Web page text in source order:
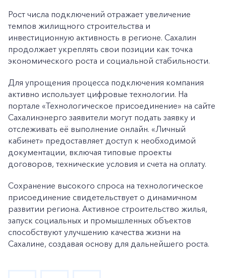
Рост числа подключений отражает увеличение
темпов жилищного строительства и
инвестиционную активность в регионе. Сахалин
продолжает укреплять свои позиции как точка
экономического роста и социальной стабильности.
Для упрощения процесса подключения компания
активно использует цифровые технологии. На
портале «Технологическое присоединение» на сайте
Сахалинэнерго заявители могут подать заявку и
отслеживать её выполнение онлайн. «Личный
кабинет» предоставляет доступ к необходимой
документации, включая типовые проекты
договоров, технические условия и счета на оплату.
Сохранение высокого спроса на технологическое
присоединение свидетельствует о динамичном
развитии региона. Активное строительство жилья,
запуск социальных и промышленных объектов
способствуют улучшению качества жизни на
Сахалине, создавая основу для дальнейшего роста.